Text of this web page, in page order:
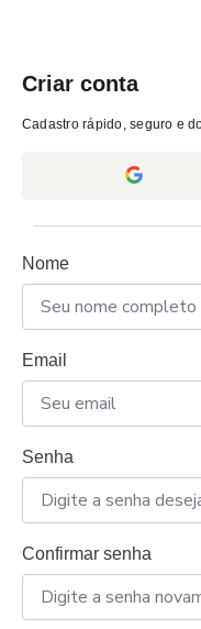
Criar conta
Cadastro rápido, seguro e
Nome
Email
Senha
Confirmar senha